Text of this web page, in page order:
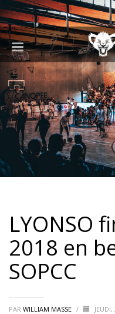
LYONSO
2018 en
SOPCC
PAR WILLIAM MASSE /